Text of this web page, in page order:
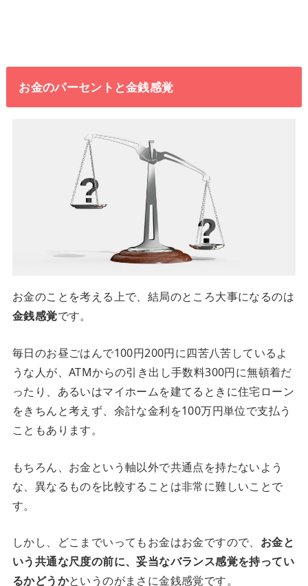
お金のパーセントと金銭感覚
お金のことを考える上で、結局のところ大事になるのは
金銭感覚です。
毎日のお昼ごはんで100円200円に四苦八苦しているよ
うな人が、ATMからの引き出し手数料300円に無頓着だ
ったり、あるいはマイホームを建てるときに住宅ローン
をきちんと考えず、余計な金利を100万円単位で支払う
こともあります。
もちろん、お金という軸以外で共通点を持たないよう
な、異なるものを比較することは非常に難しいことで
す。
しかし、どこまでいってもお金はお金ですので、 お金と
いう共通な尺度の前に、妥当なバランス感覚を持ってい
るかどうかというのがまさに金銭感覚です。